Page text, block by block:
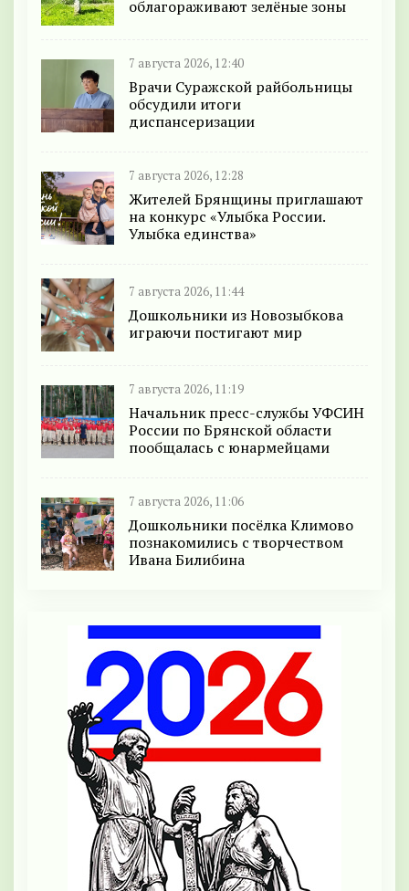
облагораживают зелёные зоны
7 августа 2026, 12:40
Врачи Суражской райбольницы
обсудили итоги
диспансеризации
7 августа 2026, 12:28
Жителей Брянщины приглашают
на конкурс «Улыбка России.
Улыбка единства»
7 августа 2026, 11:44
Дошкольники из Новозыбкова
играючи постигают мир
7 августа 2026, 11:19
Начальник пресс-службы УФСИН
России по Брянской области
пообщалась с юнармейцами
7 августа 2026, 11:06
Дошкольники посёлка Климово
познакомились с творчеством
Ивана Билибина